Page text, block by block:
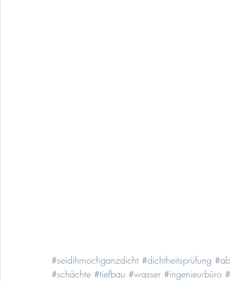
#seidihrnochganzdicht #dichtheitsprüfung
#schächte #tiefbau #wasser #ingenieurbüro